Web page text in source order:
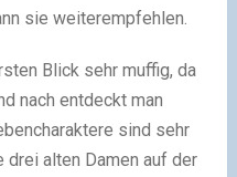
sie weiterempfehlen.
Blick sehr muffig, da
nach entdeckt man
sind sehr
alten Damen auf der